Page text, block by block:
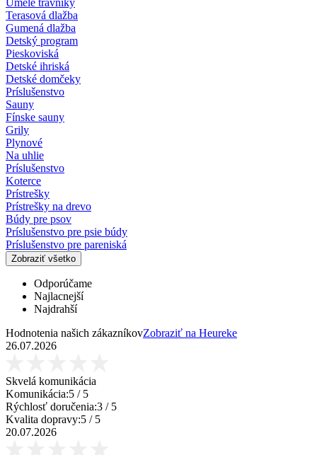
Terasová dlažba
Gumená dlažba
Detský program
Pieskoviská
Detské ihriská
Detské domčeky
Príslušenstvo
Sauny
Fínske sauny
Grily
Plynové
Na uhlie
Príslušenstvo
Koterce
Prístrešky
Prístrešky na drevo
Búdy pre psov
Príslušenstvo pre psie búdy
Príslušenstvo pre pareniská
Zobraziť všetko
Odporúčame
Najlacnejší
Najdrahší
Hodnotenia našich zákazníkovZobraziť na Heureke
26.07.2026
Skvelá komunikácia
Komunikácia:5 / 5
Rýchlosť doručenia:3 / 5
Kvalita dopravy:5 / 5
20.07.2026